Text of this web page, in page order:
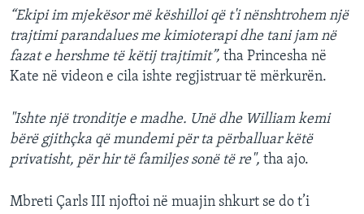
“Ekipi im mjekësor më këshilloi që t'i nënshtrohem një
trajtimi parandalues me kimioterapi dhe tani jam në
fazat e hershme të këtij trajtimit”, tha Princesha në
Kate në videon e cila ishte regjistruar të mërkurën.
"Ishte një tronditje e madhe. Unë dhe William kemi
bërë gjithçka që mundemi për ta përballuar këtë
privatisht, për hir të familjes sonë të re", tha ajo.
Mbreti Çarls III njoftoi në muajin shkurt se do t’i